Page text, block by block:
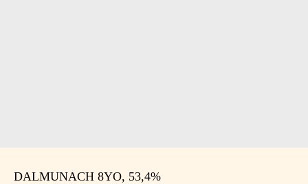
DALMUNACH 8YO, 53,4%